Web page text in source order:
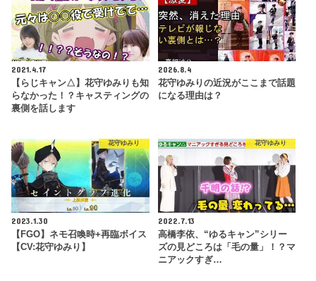
2021.4.17
【らじキャン△】花守ゆみりも知
らなかった！？キャスティングの
裏側を話します
2026.8.4
花守ゆみりの近況がここまで話題
になる理由は？
花守ゆみり
2023.1.30
【FGO】ネモ召喚時+再臨ボイス
【CV:花守ゆみり】
花守ゆみり
2022.7.13
高橋李依、“ゆるキャン”シリー
ズの見どころは「毛の量」！？マ
ニアックすぎ…